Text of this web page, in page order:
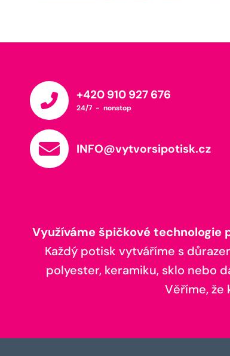
+420 910 927 676
24/7 - nonstop
INFO@vytvorsipotisk.cz
Využíváme špičkové technologie
Každý potisk vytváříme s
polyester, keramiku, sklo nebo
Věříme, že